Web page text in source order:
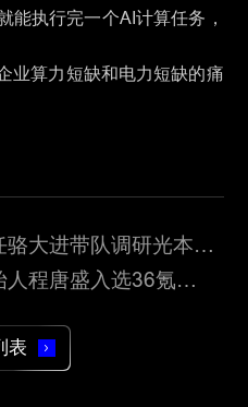
能执行完一个AI计算任务，
业算力短缺和电力短缺的痛
大进带队调研光本位
程唐盛入选36氪
表